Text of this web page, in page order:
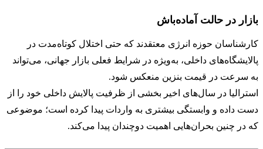
بازار در حالت آماده‌باش
کارشناسان حوزه انرژی معتقدند که حتی اختلال کوتاه‌مدت در
پالایشگاه‌های داخلی، به‌ویژه در شرایط فعلی بازار جهانی، می‌تواند
به سرعت در قیمت بنزین منعکس شود.
استرالیا در سال‌های اخیر بخشی از ظرفیت پالایش داخلی خود را از
دست داده و وابستگی بیشتری به واردات پیدا کرده است؛ موضوعی
که در چنین بحران‌هایی اهمیت دوچندان پیدا می‌کند.